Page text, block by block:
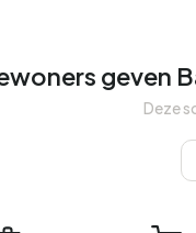
. De nieuwste
jaar zijn er 4
Bastion was afgelopen
gemiddelde
geven
Deze